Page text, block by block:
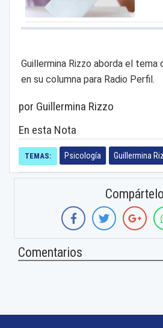
Guillermina Rizzo aborda el
en su columna para Radio Perfil.
por Guillermina Rizzo
En esta Nota
TEMAS: Psicología Guillermina
Compártelo
Comentarios